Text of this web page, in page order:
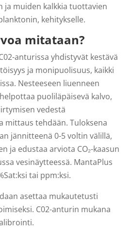
ja muiden kalkkia tuottavien
kehitykselle.
mitataan?
anturissa yhdistyvät kestävä
ja monipuolisuus, kaikki
Nesteeseen liuenneen
puoliläpäisevä kalvo,
vedestä
mittaus tehdään. Tuloksena
jännitteenä 0-5 voltin välillä,
ja edustaa arviota CO₂-kaasun
vesinäytteessä. MantaPlus
tai ppm:ksi.
asettaa mukautetusti
C02-anturin mukana